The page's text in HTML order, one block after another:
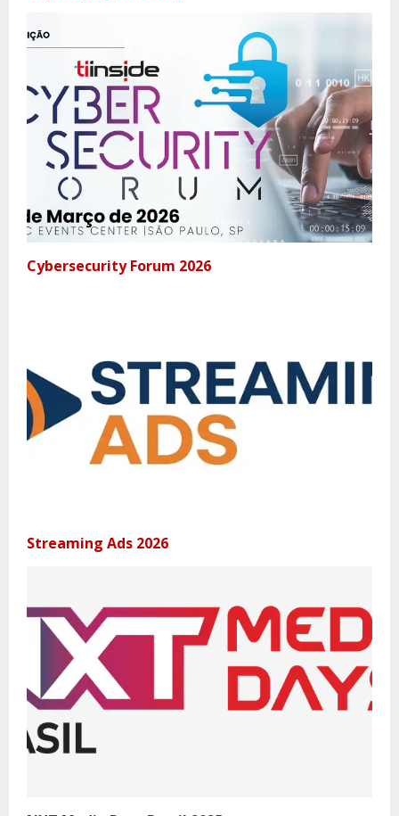
Cybersecurity Forum 2026
Streaming Ads 2026